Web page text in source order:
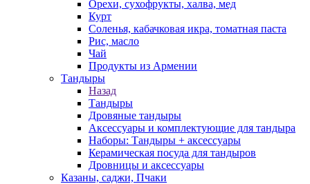
Орехи, сухофрукты, халва, мед
Курт
Соленья, кабачковая икра, томатная паста
Рис, масло
Чай
Продукты из Армении
Тандыры
Назад
Тандыры
Дровяные тандыры
Аксессуары и комплектующие для тандыра
Наборы: Тандыры + аксессуары
Керамическая посуда для тандыров
Дровницы и аксессуары
Казаны, саджи, Пчаки